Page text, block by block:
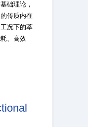
础理论，
传质内在
况下的萃
、高效